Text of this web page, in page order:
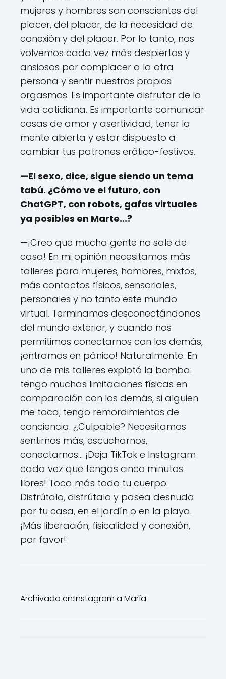
mujeres y hombres son conscientes del
placer, del placer, de la necesidad de
conexión y del placer. Por lo tanto, nos
volvemos cada vez más despiertos y
ansiosos por complacer a la otra
persona y sentir nuestros propios
orgasmos. Es importante disfrutar de la
vida cotidiana. Es importante comunicar
cosas de amor y asertividad, tener la
mente abierta y estar dispuesto a
cambiar tus patrones erótico-festivos.
—El sexo, dice, sigue siendo un tema
tabú. ¿Cómo ve el futuro, con
ChatGPT, con robots, gafas virtuales
ya posibles en Marte...?
—¡Creo que mucha gente no sale de
casa! En mi opinión necesitamos más
talleres para mujeres, hombres, mixtos,
más contactos físicos, sensoriales,
personales y no tanto este mundo
virtual. Terminamos desconectándonos
del mundo exterior, y cuando nos
permitimos conectarnos con los demás,
¡entramos en pánico! Naturalmente. En
uno de mis talleres explotó la bomba:
tengo muchas limitaciones físicas en
comparación con los demás, si alguien
me toca, tengo remordimientos de
conciencia. ¿Culpable? Necesitamos
sentirnos más, escucharnos,
conectarnos... ¡Deja TikTok e Instagram
cada vez que tengas cinco minutos
libres! Toca más todo tu cuerpo.
Disfrútalo, disfrútalo y pasea desnuda
por tu casa, en el jardín o en la playa.
¡Más liberación, fisicalidad y conexión,
por favor!
Archivado en:Instagram a María